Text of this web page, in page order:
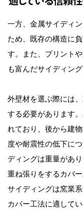
一方、金属サイディ
ため、既存の構造に
す。また、プリント
も富んだサイディン
外壁材を選ぶ際には
する必要があります
れており、後から建
度や耐震性の低下に
ディングは重量があ
重ね張りをするカバ
サイディングは窯業
カバー工法に適してい